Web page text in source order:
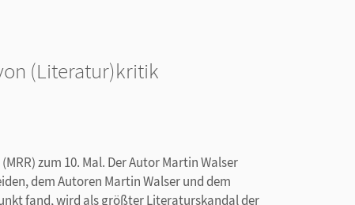
(Literatur)kritik
zum 10. Mal. Der Autor Martin Walser
dem Autoren Martin Walser und dem
fand, wird als größter Literaturskandal der